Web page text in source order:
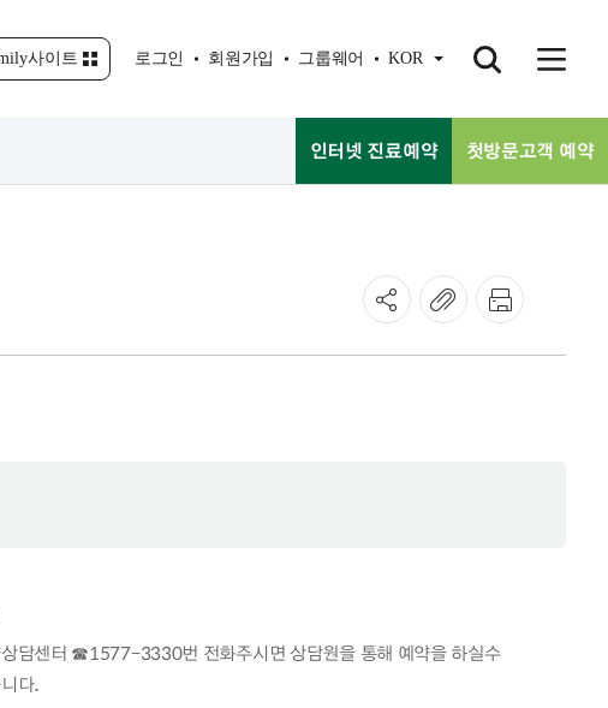
사이트 로그인 회원가입 그룹웨어 KOR
인터넷 진료예약 첫방문고객 예약
담센터 ☎1577-3330번 전화주시면 상담원을 통해 예약을 하실수
다.